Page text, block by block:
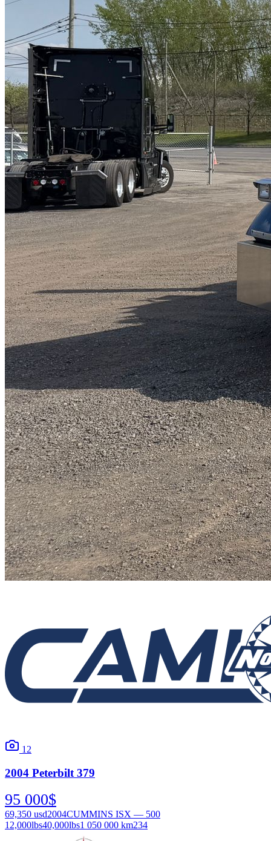
12
2004 Peterbilt 379
95 000$
69,350 usd2004CUMMINS ISX — 500
12,000lbs40,000lbs1 050 000 km234